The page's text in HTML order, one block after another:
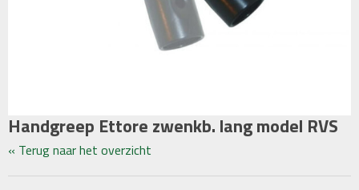
Handgreep Ettore zwenkb. lang model RVS
« Terug naar het overzicht